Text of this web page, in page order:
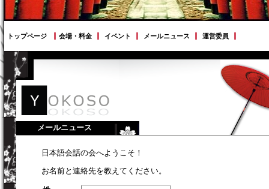
トップページ 会場・料金 イベント メールニュース 運営委員
メールニュース
日本語会話の会へようこそ！
お名前と連絡先を教えてください。